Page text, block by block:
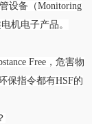
设备（Monitoring
机电子产品。
Free，危害物
保指令都有HSF的